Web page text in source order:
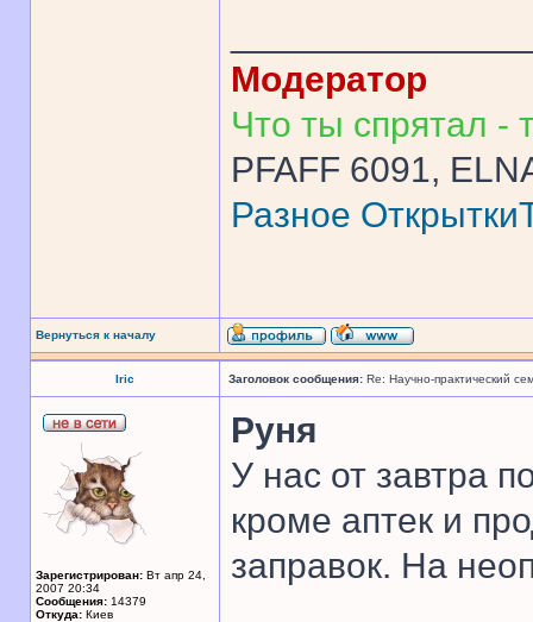
Модератор
Что ты спрятал -
PFAFF 6091,
Разное Открытки
Вернуться к началу
Iric Заголовок сообщения: Re: Научно-практический
Зарегистрирован: Вт апр 24,
2007 20:34
Сообщения: 14379
Откуда: Киев
Руня
У нас от завтра
кроме аптек и
заправок. На